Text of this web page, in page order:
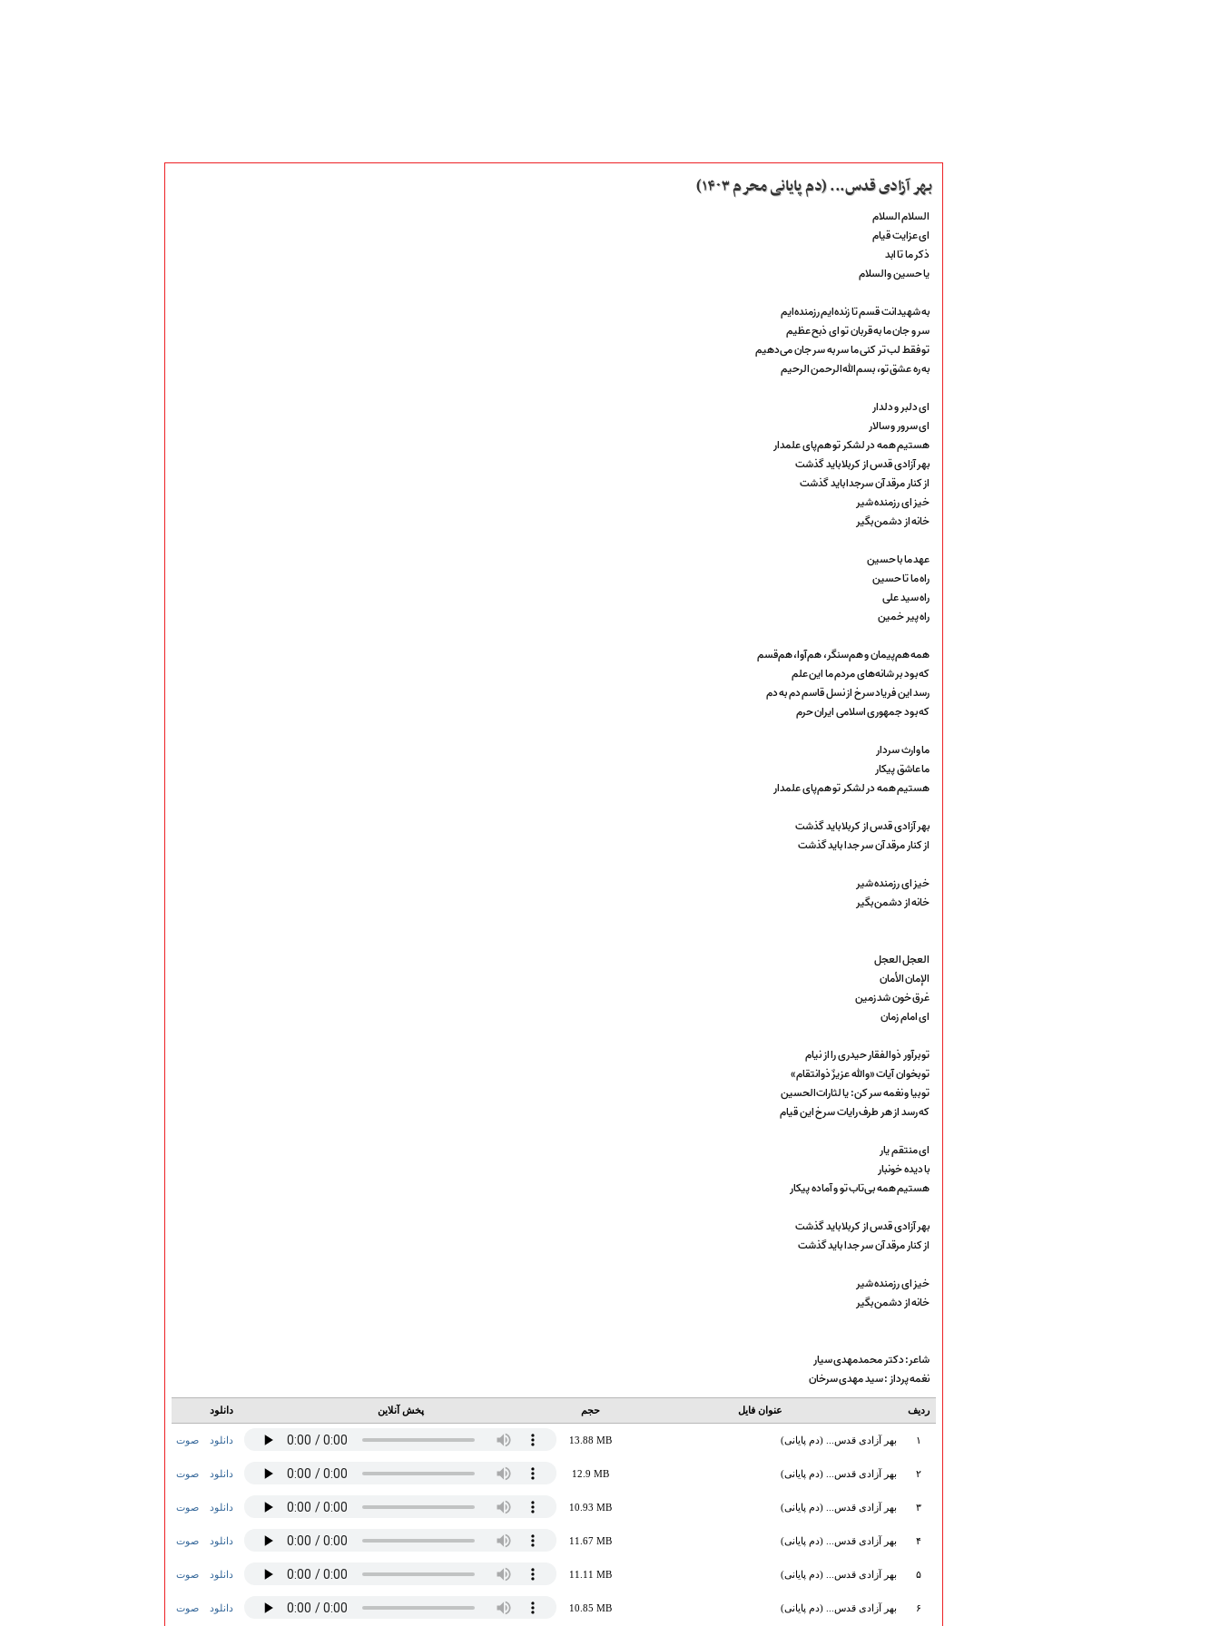
بهر آزادی قدس... (دم پایانی محرم ۱۴۰۳)
السلام السلام
ای عزایت قیام
ذکر ما تا ابد
یا حسین والسلام
به شهیدانت قسم تا زنده‌ایم رزمنده‌ایم
سر و جان ما به قربان تو ای ذبح عظیم
تو فقط لب تر کنی ما سر به سر جان می‌دهیم
به ره عشق تو، بسم‌الله‌الرحمن الرحیم
ای دلبر و دلدار
ای سرور و سالار
هستیم همه در لشکر تو هم‌پای علمدار
بهر آزادی قدس از کربلا باید گذشت
از کنار مرقد آن سرجدا باید گذشت
خیز ای رزمنده شیر
خانه از دشمن بگیر
عهد ما با حسین
راه ما تا حسین
راه سید علی
راه پیر خمین
همه هم‌پیمان و هم‌سنگر، هم‌آوا، هم‌قسم
که بود بر شانه‌های مردم ما این علم
رسد این فریاد سرخ از نسل قاسم دم به دم
که بود جمهوری اسلامی ایران حرم
ما وارث سردار
ما عاشق پیکار
هستیم همه در لشکر تو هم‌پای علمدار
بهر آزادی قدس از کربلا باید گذشت
از کنار مرقد آن سر جدا باید گذشت
خیز ای رزمنده شیر
خانه از دشمن بگیر
العجل العجل
الإمان الأمان
غرق خون شد زمین
ای امام زمان
تو برآور ذوالفقار حیدری را از نیام
تو بخوان آیات «والله عزیزٌ ذوانتقام»
تو بیا و نغمه سر کن: یا لثارات‌الحسین
که رسد از هر طرف رایات سرخ این قیام
ای منتقم یار
با دیده خونبار
هستیم همه بی‌تاب تو و آماده پیکار
بهر آزادی قدس از کربلا باید گذشت
از کنار مرقد آن سر جدا باید گذشت
خیز ای رزمنده شیر
خانه از دشمن بگیر
شاعر: دکتر محمدمهدی سیار
نغمه پرداز : سید مهدی سرخان
ردیف عنوان فایل حجم پخش آنلاین دانلود
۱ بهر آزادی قدس... (دم پایانی) 13.88 MB دانلود صوت
۲ بهر آزادی قدس... (دم پایانی) 12.9 MB دانلود صوت
۳ بهر آزادی قدس... (دم پایانی) 10.93 MB دانلود صوت
۴ بهر آزادی قدس... (دم پایانی) 11.67 MB دانلود صوت
۵ بهر آزادی قدس... (دم پایانی) 11.11 MB دانلود صوت
۶ بهر آزادی قدس... (دم پایانی) 10.85 MB دانلود صوت